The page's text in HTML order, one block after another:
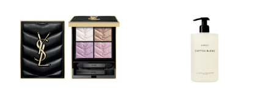
MONCLER
MONTBLANC FRAGRANCES
MUGLER